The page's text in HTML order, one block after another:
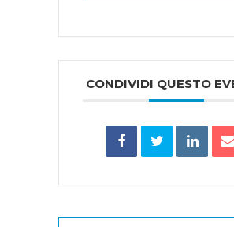
CONDIVIDI QUESTO